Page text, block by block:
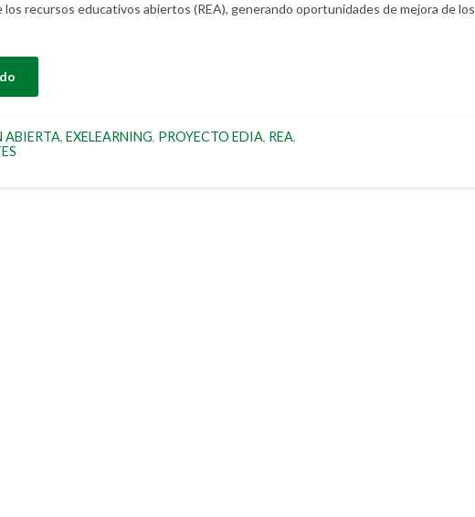
recursos educativos abiertos (REA), generando oportunidades de mejora de los
ABIERTA, EXELEARNING, PROYECTO EDIA, REA,